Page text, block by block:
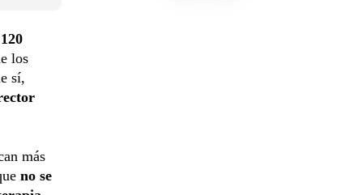
los
sí,
más
no se